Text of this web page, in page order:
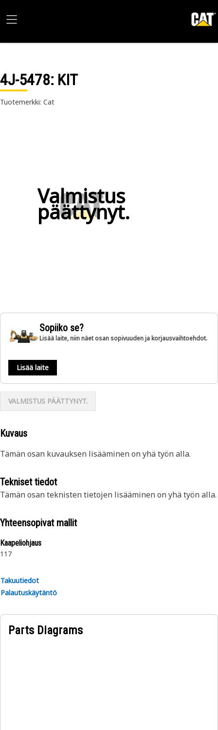
4J-5478: KIT
Tuotemerkki: Cat
Valmistus
päättynyt.
Sopiiko se?
Lisää laite, niin näet osan sopivuuden ja korjausvaihtoehdot.
Lisää laite
VALMISTUS PÄÄTTYNYT.
Kuvaus
Tämän osan kuvauksen lisääminen on yhä työn alla.
Tekniset tiedot
Tämän osan teknisten tietojen lisääminen on yhä työn alla.
Yhteensopivat mallit
Kaapeliohjaus
117
Takuutiedot
Palautuskäytäntö
Parts Diagrams